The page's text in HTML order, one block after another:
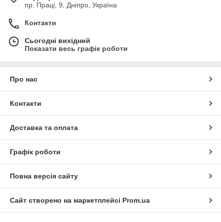
пр. Праці, 9, Дніпро, Україна
Контакти
Сьогодні вихідний
Показати весь графік роботи
Про нас
Контакти
Доставка та оплата
Графік роботи
Повна версія сайту
Сайт створено на маркетплейсі Prom.ua